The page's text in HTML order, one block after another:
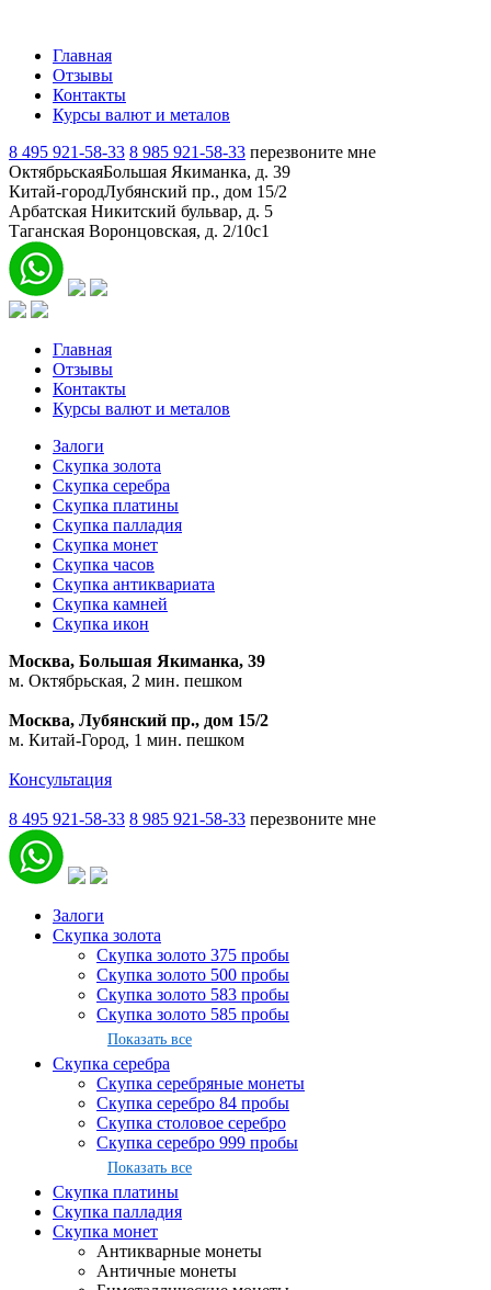
Главная
Отзывы
Контакты
Курсы валют и металов
8 495 921-58-33 8 985 921-58-33 перезвоните мне
ОктябрьскаяБольшая Якиманка, д. 39
Китай-городЛубянский пр., дом 15/2
Арбатская Никитский бульвар, д. 5
Таганская Воронцовская, д. 2/10с1
Главная
Отзывы
Контакты
Курсы валют и металов
Залоги
Скупка золота
Скупка серебра
Скупка платины
Скупка палладия
Скупка монет
Скупка часов
Скупка антиквариата
Скупка камней
Скупка икон
Москва, Большая Якиманка, 39
м. Октябрьская, 2 мин. пешком
Москва, Лубянский пр., дом 15/2
м. Китай-Город, 1 мин. пешком
Консультация
8 495 921-58-33 8 985 921-58-33 перезвоните мне
Залоги
Скупка золота
Скупка золото 375 пробы
Скупка золото 500 пробы
Скупка золото 583 пробы
Скупка золото 585 пробы
Показать все
Скупка серебра
Скупка серебряные монеты
Скупка серебро 84 пробы
Скупка столовое серебро
Скупка серебро 999 пробы
Показать все
Скупка платины
Скупка палладия
Скупка монет
Антикварные монеты
Античные монеты